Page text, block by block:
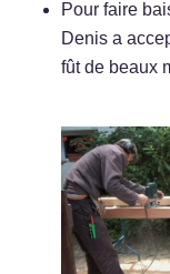
Pour faire
Denis a
fût de beaux